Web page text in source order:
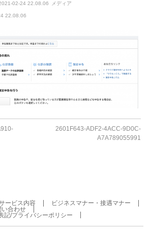
02-24 22.08.06 メディア
22.08.06
2601F643-ADF2-4ACC-9D0C-
A7A789055991
ービス内容
ビジネスマナー・接遇マナー
い合わせ
記/プライバシーポリシー